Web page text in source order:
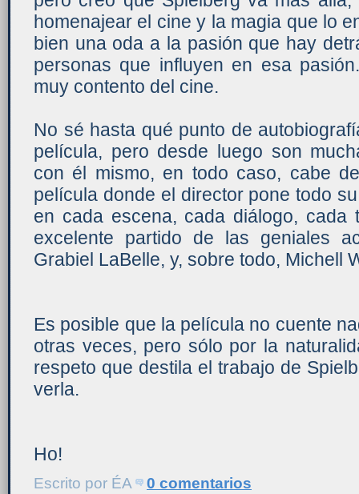
homenajear el cine y la magia que lo
bien una oda a la pasión que hay
personas que influyen en esa
muy contento del cine.
No sé hasta qué punto de
película, pero desde luego son
con él mismo, en todo caso, cabe
película donde el director pone todo
en cada escena, cada diálogo, cada
excelente partido de las geniales
Grabiel LaBelle, y, sobre todo, Michell
Es posible que la película no cuente
otras veces, pero sólo por la
respeto que destila el trabajo de
verla.
Ho!
Escrito por ÉA
0 comentarios